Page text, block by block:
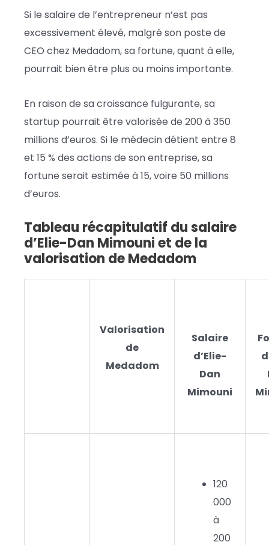
Si le salaire de l’entrepreneur n’est pas
excessivement élevé, malgré son poste de
CEO chez Medadom, sa fortune, quant à elle,
pourrait bien être plus ou moins importante.
En raison de sa croissance fulgurante, sa
startup pourrait être valorisée de 200 à 350
millions d’euros. Si le médecin détient entre 8
et 15 % des actions de son entreprise, sa
fortune serait estimée à 15, voire 50 millions
d’euros.
Tableau récapitulatif du salaire
d’Elie-Dan Mimouni et de la
valorisation de Medadom
Valorisation
de
Medadom
Salaire
d’Elie-
Dan
Mimouni
120
000
à
200